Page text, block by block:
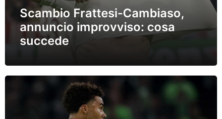
Scambio Frattesi-Cambiaso,
annuncio improvviso: cosa
succede